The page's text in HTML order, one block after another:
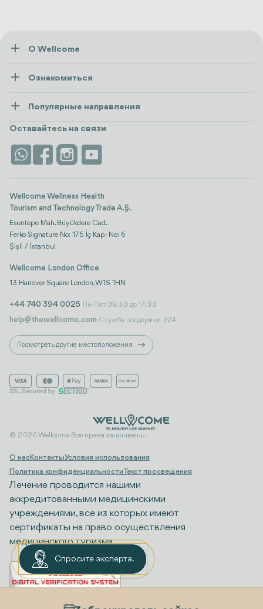
О Wellcome
Пресса
Безопасность
Контакты
Ознакомиться
Wellness
Размещение
Достопримечательности
Отзывы
Популярные направления
посмотреть все
Istanbul
Оставайтесь на связи
Wellcome Wellness Health
Tourism and Technology Trade A.Ş.
Esentepe Mah. Büyükdere Cad.
Ferko Signature No: 175 İç Kapı No: 6
Şişli / İstanbul
Wellcome London Office
13 Hanover Square London, W1S 1HN
+44 740 394 0025 Пн-Пят 08:30 до 17:00
help@thewellcome.com Служба поддержки 7/24
Посмотреть другие местоположения
© 2026 Wellcome Все права защищены..
О насКонтактыУсловия использования
Политика конфиденциальностиТекст просвещения
Лечение проводится нашими
аккредитованными медицинскими
учреждениями, все из которых имеют
сертификаты на право осуществления
медицинского туризма.
Спросите эксперта.